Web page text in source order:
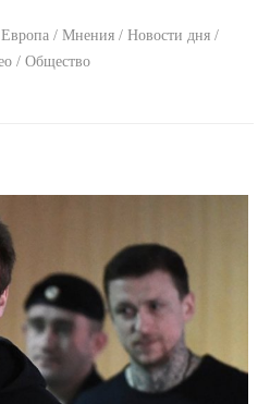
/ Мнения / Новости дня /
/ Общество